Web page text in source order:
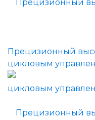
Прецизионный
цикловым